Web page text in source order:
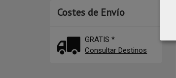
Costes de Envío
GRATIS *
Consultar Destinos